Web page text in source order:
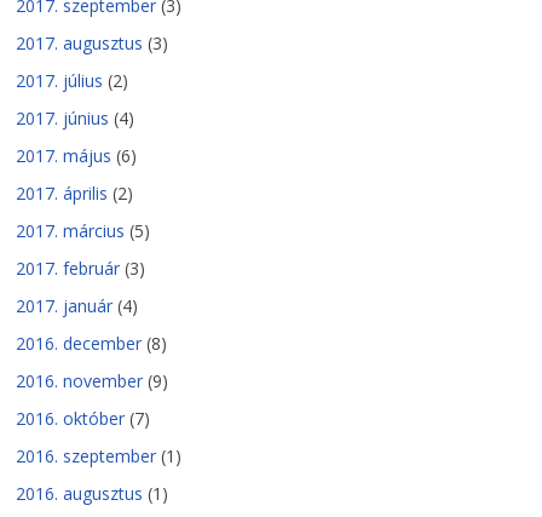
2017. szeptember (3)
2017. augusztus (3)
2017. július (2)
2017. június (4)
2017. május (6)
2017. április (2)
2017. március (5)
2017. február (3)
2017. január (4)
2016. december (8)
2016. november (9)
2016. október (7)
2016. szeptember (1)
2016. augusztus (1)